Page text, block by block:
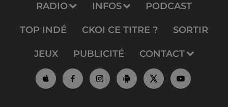
RADIO INFOS PODCAST
TOP INDÉ CKOI CE TITRE ? SORTIR
JEUX PUBLICITÉ CONTACT